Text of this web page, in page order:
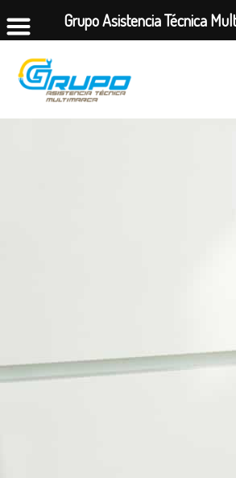
Grupo Asistencia Técnica